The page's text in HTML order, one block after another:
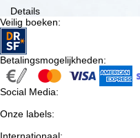
de
boeking,
als jouw
vakantie …
Details
Veilig boeken:
Betalingsmogelijkheden:
Social Media:
Onze labels: